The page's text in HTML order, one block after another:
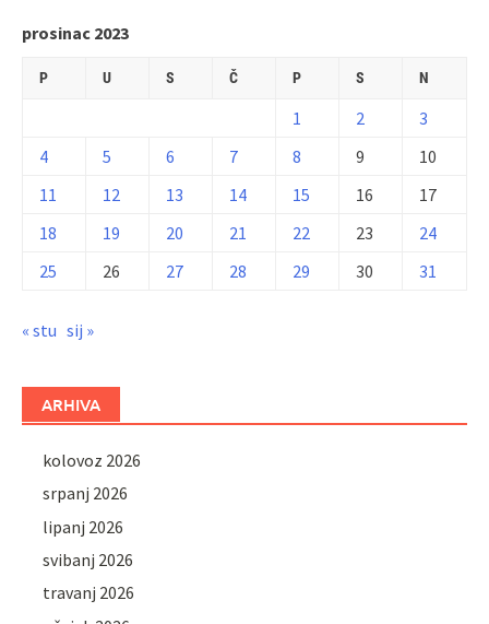
prosinac 2023
P U S Č P S N
1 2
3
4
5 6 7 8 9
10
11
12 13 14 15 16
17
18
19 20 21 22 23
24
25
26 27 28 29 30 31
« stu sij »
ARHIVA
kolovoz 2026
srpanj 2026
lipanj 2026
svibanj 2026
travanj 2026